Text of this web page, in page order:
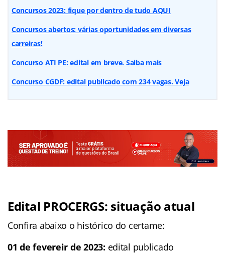
Concursos 2023: fique por dentro de tudo AQUI
Concursos abertos: várias oportunidades em diversas
carreiras!
Concurso ATI PE: edital em breve. Saiba mais
Concurso CGDF: edital publicado com 234 vagas. Veja
Edital PROCERGS: situação atual
Confira abaixo o histórico do certame:
01 de fevereir de 2023: edital publicado